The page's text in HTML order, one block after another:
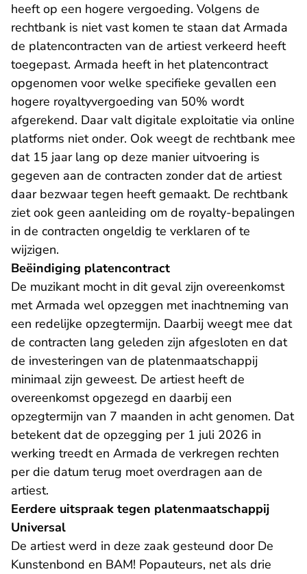
heeft op een hogere vergoeding. Volgens de
rechtbank is niet vast komen te staan dat Armada
de platencontracten van de artiest verkeerd heeft
toegepast. Armada heeft in het platencontract
opgenomen voor welke specifieke gevallen een
hogere royaltyvergoeding van 50% wordt
afgerekend. Daar valt digitale exploitatie via online
platforms niet onder. Ook weegt de rechtbank mee
dat 15 jaar lang op deze manier uitvoering is
gegeven aan de contracten zonder dat de artiest
daar bezwaar tegen heeft gemaakt. De rechtbank
ziet ook geen aanleiding om de royalty-bepalingen
in de contracten ongeldig te verklaren of te
wijzigen.
Beëindiging platencontract
De muzikant mocht in dit geval zijn overeenkomst
met Armada wel opzeggen met inachtneming van
een redelijke opzegtermijn. Daarbij weegt mee dat
de contracten lang geleden zijn afgesloten en dat
de investeringen van de platenmaatschappij
minimaal zijn geweest. De artiest heeft de
overeenkomst opgezegd en daarbij een
opzegtermijn van 7 maanden in acht genomen. Dat
betekent dat de opzegging per 1 juli 2026 in
werking treedt en Armada de verkregen rechten
per die datum terug moet overdragen aan de
artiest.
Eerdere uitspraak tegen platenmaatschappij
Universal
De artiest werd in deze zaak gesteund door De
Kunstenbond en BAM! Popauteurs, net als drie